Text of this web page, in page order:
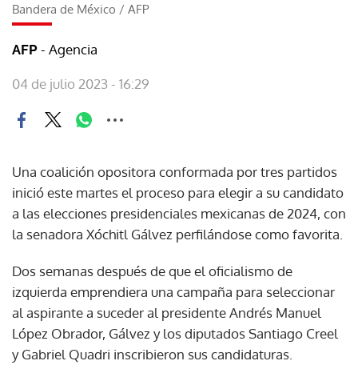
Bandera de México / AFP
AFP - Agencia
04 de julio 2023 - 16:29
Una coalición opositora conformada por tres partidos
inició este martes el proceso para elegir a su candidato
a las elecciones presidenciales mexicanas de 2024, con
la senadora Xóchitl Gálvez perfilándose como favorita.
Dos semanas después de que el oficialismo de
izquierda emprendiera una campaña para seleccionar
al aspirante a suceder al presidente Andrés Manuel
López Obrador, Gálvez y los diputados Santiago Creel
y Gabriel Quadri inscribieron sus candidaturas.